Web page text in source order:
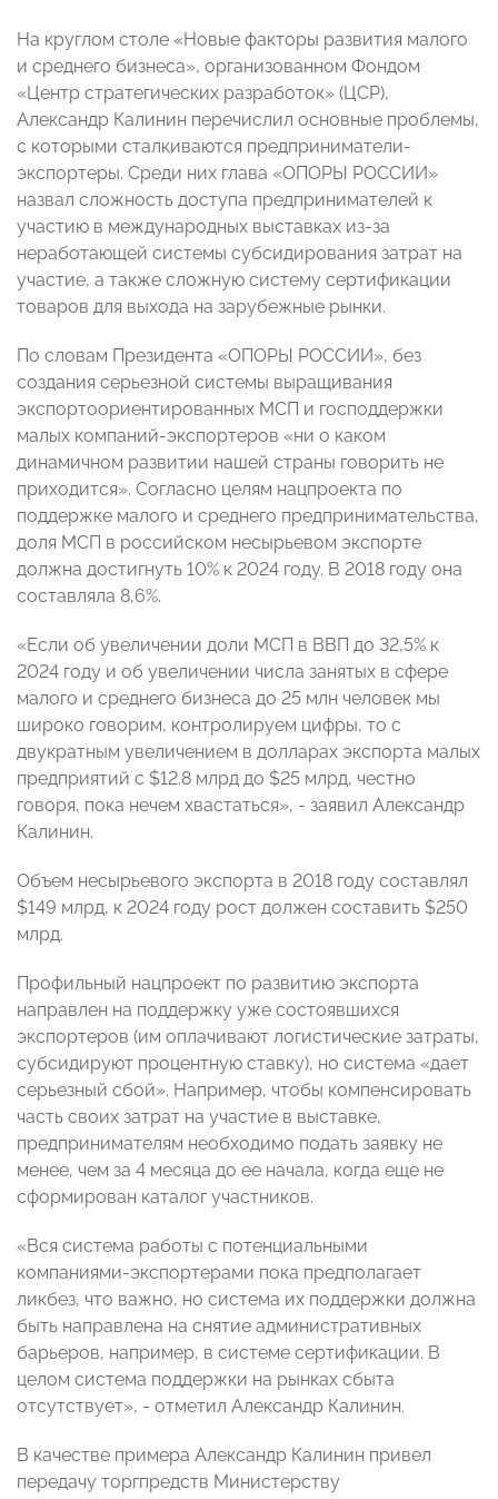
На круглом столе «Новые факторы развития малого
и среднего бизнеса», организованном Фондом
«Центр стратегических разработок» (ЦСР),
Александр Калинин перечислил основные проблемы,
с которыми сталкиваются предприниматели-
экспортеры. Среди них глава «ОПОРЫ РОССИИ»
назвал сложность доступа предпринимателей к
участию в международных выставках из-за
неработающей системы субсидирования затрат на
участие, а также сложную систему сертификации
товаров для выхода на зарубежные рынки.
По словам Президента «ОПОРЫ РОССИИ», без
создания серьезной системы выращивания
экспортоориентированных МСП и господдержки
малых компаний-экспортеров «ни о каком
динамичном развитии нашей страны говорить не
приходится». Согласно целям нацпроекта по
поддержке малого и среднего предпринимательства,
доля МСП в российском несырьевом экспорте
должна достигнуть 10% к 2024 году. В 2018 году она
составляла 8,6%.
«Если об увеличении доли МСП в ВВП до 32,5% к
2024 году и об увеличении числа занятых в сфере
малого и среднего бизнеса до 25 млн человек мы
широко говорим, контролируем цифры, то с
двукратным увеличением в долларах экспорта малых
предприятий с $12.8 млрд до $25 млрд, честно
говоря, пока нечем хвастаться», - заявил Александр
Калинин.
Объем несырьевого экспорта в 2018 году составлял
$149 млрд, к 2024 году рост должен составить $250
млрд.
Профильный нацпроект по развитию экспорта
направлен на поддержку уже состоявшихся
экспортеров (им оплачивают логистические затраты,
субсидируют процентную ставку), но система «дает
серьезный сбой». Например, чтобы компенсировать
часть своих затрат на участие в выставке,
предпринимателям необходимо подать заявку не
менее, чем за 4 месяца до ее начала, когда еще не
сформирован каталог участников.
«Вся система работы с потенциальными
компаниями-экспортерами пока предполагает
ликбез, что важно, но система их поддержки должна
быть направлена на снятие административных
барьеров, например, в системе сертификации. В
целом система поддержки на рынках сбыта
отсутствует», - отметил Александр Калинин.
В качестве примера Александр Калинин привел
передачу торгпредств Министерству